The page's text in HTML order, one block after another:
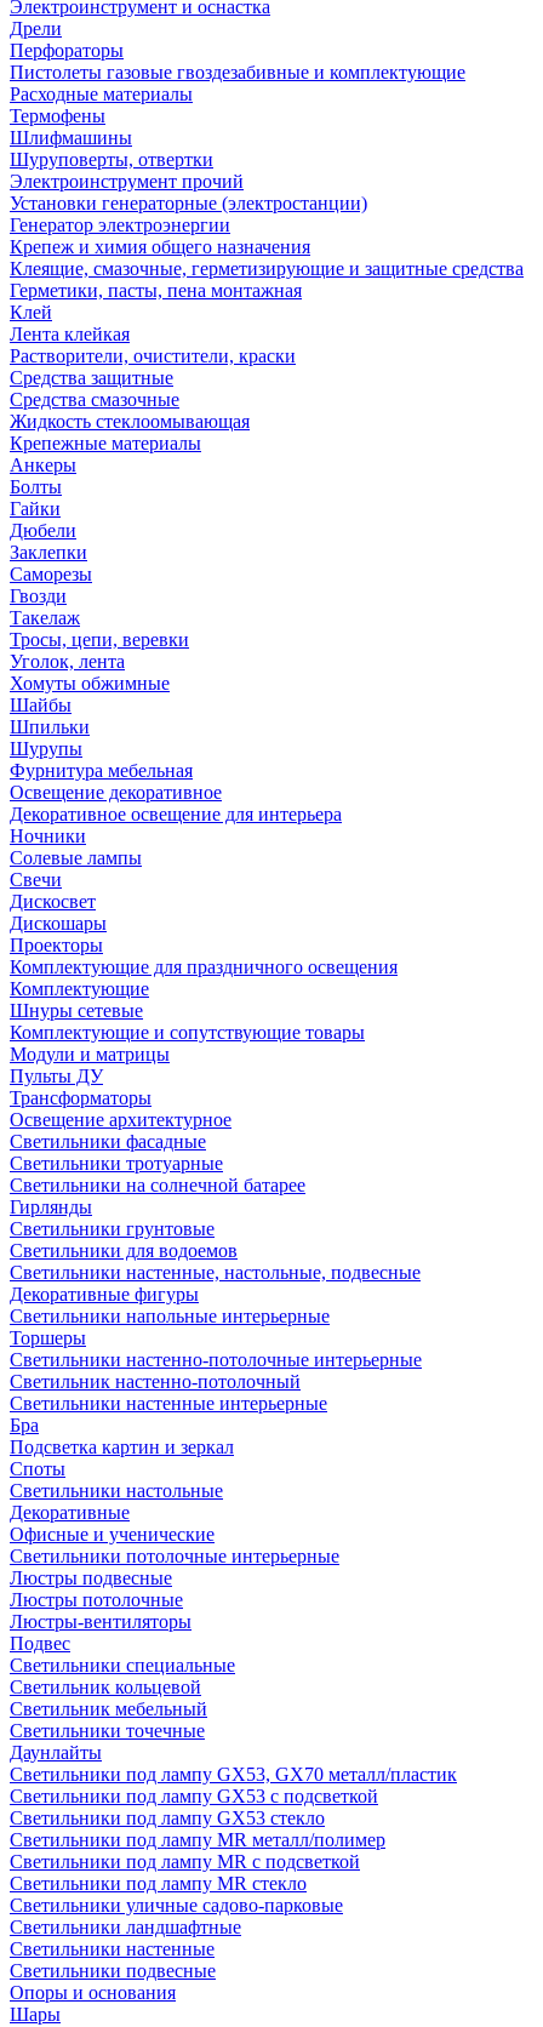
Электроинструмент и оснастка
Дрели
Перфораторы
Пистолеты газовые гвоздезабивные и комплектующие
Расходные материалы
Термофены
Шлифмашины
Шуруповерты, отвертки
Электроинструмент прочий
Установки генераторные (электростанции)
Генератор электроэнергии
Крепеж и химия общего назначения
Клеящие, смазочные, герметизирующие и защитные средства
Герметики, пасты, пена монтажная
Клей
Лента клейкая
Растворители, очистители, краски
Средства защитные
Средства смазочные
Жидкость стеклоомывающая
Крепежные материалы
Анкеры
Болты
Гайки
Дюбели
Заклепки
Саморезы
Гвозди
Такелаж
Тросы, цепи, веревки
Уголок, лента
Хомуты обжимные
Шайбы
Шпильки
Шурупы
Фурнитура мебельная
Освещение декоративное
Декоративное освещение для интерьера
Ночники
Солевые лампы
Свечи
Дискосвет
Дискошары
Проекторы
Комплектующие для праздничного освещения
Комплектующие
Шнуры сетевые
Комплектующие и сопутствующие товары
Модули и матрицы
Пульты ДУ
Трансформаторы
Освещение архитектурное
Светильники фасадные
Светильники тротуарные
Светильники на солнечной батарее
Гирлянды
Светильники грунтовые
Светильники для водоемов
Светильники настенные, настольные, подвесные
Декоративные фигуры
Светильники напольные интерьерные
Торшеры
Светильники настенно-потолочные интерьерные
Светильник настенно-потолочный
Светильники настенные интерьерные
Бра
Подсветка картин и зеркал
Споты
Светильники настольные
Декоративные
Офисные и ученические
Светильники потолочные интерьерные
Люстры подвесные
Люстры потолочные
Люстры-вентиляторы
Подвес
Светильники специальные
Светильник кольцевой
Светильник мебельный
Светильники точечные
Даунлайты
Светильники под лампу GX53, GX70 металл/пластик
Светильники под лампу GX53 с подсветкой
Светильники под лампу GX53 стекло
Светильники под лампу MR металл/полимер
Светильники под лампу MR с подсветкой
Светильники под лампу MR стекло
Светильники уличные садово-парковые
Светильники ландшафтные
Светильники настенные
Светильники подвесные
Опоры и основания
Шары